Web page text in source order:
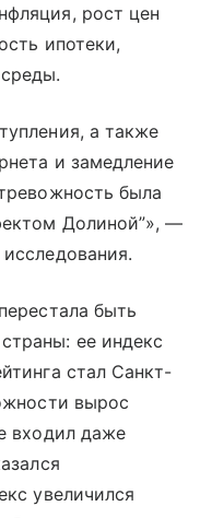
рост цен
ипотеки,
а также
и замедление
была
Долиной”», —
быть
ее индекс
стал Санкт-
вырос
входил даже
увеличился